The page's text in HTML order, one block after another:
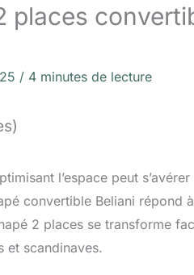
places
/ 4 minutes de lecture
l’espace peut
convertible Beliani répond
2 places se transforme
et scandinaves.